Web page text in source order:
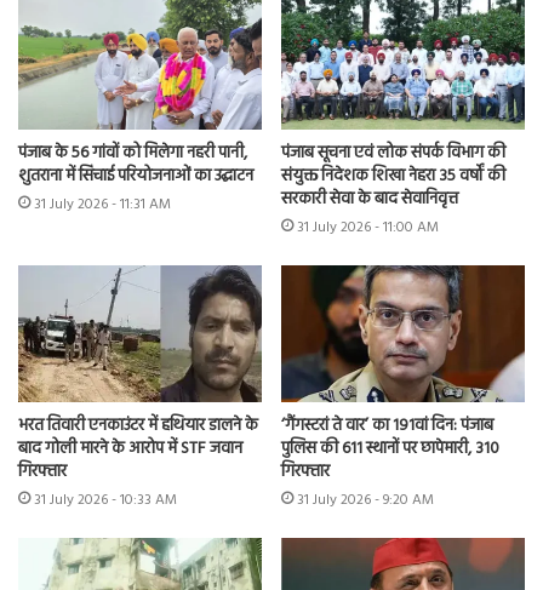
पंजाब के 56 गांवों को मिलेगा नहरी पानी,
शुतराना में सिंचाई परियोजनाओं का उद्घाटन
31 July 2026 - 11:31 AM
पंजाब सूचना एवं लोक संपर्क विभाग की
संयुक्त निदेशक शिखा नेहरा 35 वर्षों की
सरकारी सेवा के बाद सेवानिवृत्त
31 July 2026 - 11:00 AM
भरत तिवारी एनकाउंटर में हथियार डालने के
बाद गोली मारने के आरोप में STF जवान
गिरफ्तार
31 July 2026 - 10:33 AM
‘गैंगस्टरां ते वार’ का 191वां दिन: पंजाब
पुलिस की 611 स्थानों पर छापेमारी, 310
गिरफ्तार
31 July 2026 - 9:20 AM